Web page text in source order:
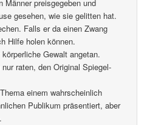
Männer preisgegeben und
gesehen, wie sie gelitten hat.
Falls er da einen Zwang
Hilfe holen können.
Gewalt angetan.
raten, den Original Spiegel-
einem wahrscheinlich
Publikum präsentiert, aber